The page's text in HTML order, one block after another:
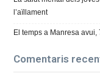
l’aïllament
El temps a Manresa avui,
Comentaris